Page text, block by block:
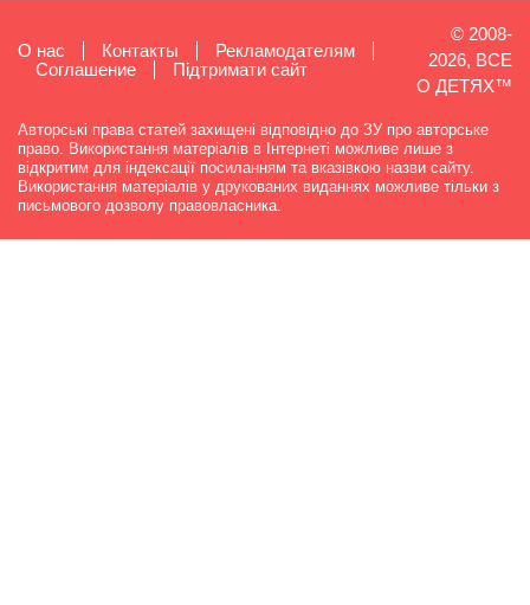
О нас Контакты
Рекламодателям
Cоглашение
Підтримати сайт
© 2008-
2026, ВСЕ
О ДЕТЯХ™
Авторські права статей захищені відповідно до ЗУ про авторське
право. Використання матеріалів в Інтернеті можливе лише з
відкритим для індексації посиланням та вказівкою назви сайту.
Використання матеріалів у друкованих виданнях можливе тільки з
письмового дозволу правовласника.